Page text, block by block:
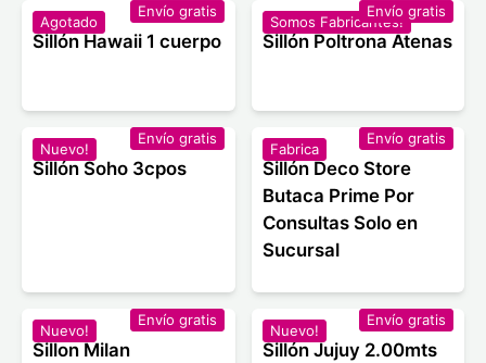
Agotado
Envío gratis
Sillón Hawaii 1 cuerpo
Somos Fabricantes!
Envío gratis
Sillón Poltrona Atenas
Nuevo!
Envío gratis
Sillón Soho 3cpos
Fabrica
Envío gratis
Sillón Deco Store
Butaca Prime Por
Consultas Solo en
Sucursal
Nuevo!
Envío gratis
Sillon Milan
Nuevo!
Envío gratis
Sillón Jujuy 2.00mts